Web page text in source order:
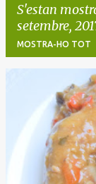
S'estan
setembre,
MOSTRA-HO TOT